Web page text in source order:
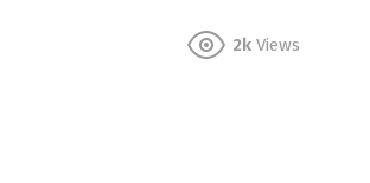
2k Views